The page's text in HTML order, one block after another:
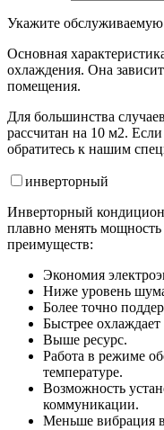
Укажите
Основная
охлаждения. Она
помещения.
Для большинства
рассчитан на 10 м2.
обратитесь к нашим
инверторный
Инверторный
плавно менять
преимуществ:
Экономия
Ниже уровень
Более точно
Быстрее
Выше ресурс.
Работа в режиме
температуре.
Возможность
коммуникации.
Меньше вибрация